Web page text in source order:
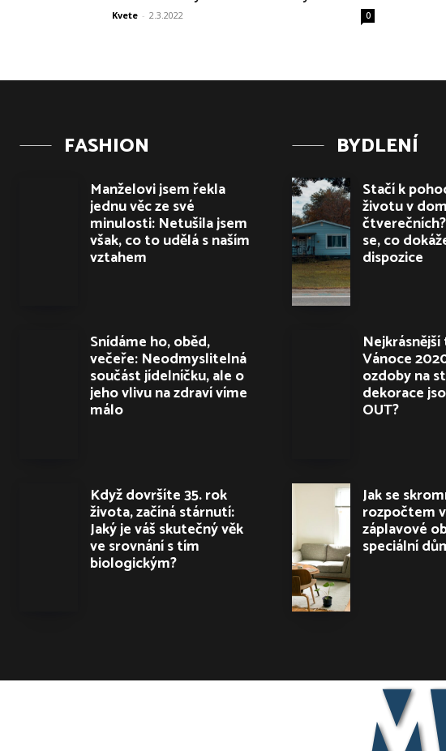
Kvete - 2.3.2022 0
FASHION
Manželovi jsem řekla
jednu věc ze své
minulosti: Netušila jsem
však, co to udělá s naším
vztahem
Snídáme ho, oběd,
večeře: Neodmyslitelná
součást jídelníčku, ale o
jeho vlivu na zdraví víme
málo
Když dovršíte 35. rok
života, začíná stárnutí:
Jaký je váš skutečný věk
ve srovnání s tím
biologickým?
BYDLENÍ
Stačí k
životu v
se, co
dispozice
Vánoce
ozdoby na
dekorace
OUT?
Jak se
rozpočtem
záplavové
speciální